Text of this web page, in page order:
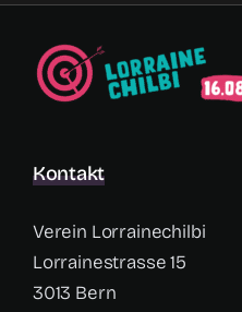
Kontakt
Verein Lorrainechilbi
Lorrainestrasse 15
3013 Bern